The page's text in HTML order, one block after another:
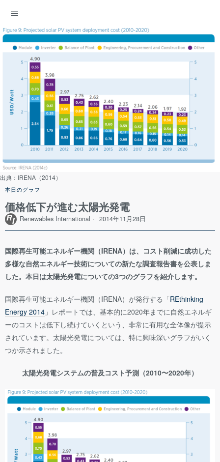
出典：IRENA（2014）
本日のグラフ
価格低下が進む太陽光発電
Renewables International 2014年11月28日
国際再生可能エネルギー機関（IRENA）は、コスト削減に成功した
多様な自然エネルギー技術についての新たな調査報告書を公表しま
した。本日は太陽光発電についての3つのグラフを紹介します。
国際再生可能エネルギー機関（IRENA）が発行する「REthinking
Energy 2014 」レポートでは、基本的に2020年までに自然エネルギ
ーのコストは低下し続けていくという、非常に有用な全体像が提示
されています。太陽光発電については、特に興味深いグラフがいく
つか示されました。
太陽光発電システムの普及コスト予測（2010〜2020年）